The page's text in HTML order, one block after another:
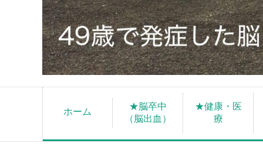
ホーム
★脳卒中
（脳出血）
★健康・医
療